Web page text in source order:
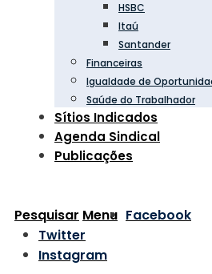
HSBC
Itaú
Santander
Financeiras
Igualdade de
Saúde do Trabalhador
Sítios Indicados
Agenda Sindical
Publicações
Pesquisar Menu Facebook
Twitter
Instagram